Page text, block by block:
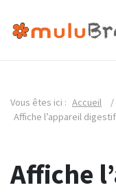
Vous êtes ici : Accueil /
Affiche l’appareil
Affiche